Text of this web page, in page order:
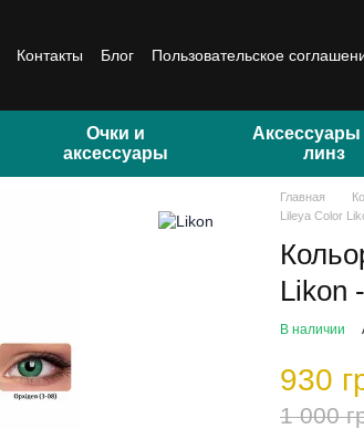
Контакты Блог
Пользовательское
Очки и
аксессуары
Аксессуары
линз
Главная
Lileya Color
Likon
В наличии
930
1 000